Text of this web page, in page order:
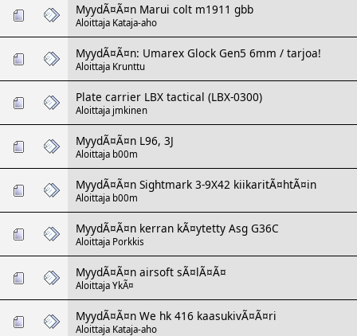
MyydÃ¤Ã¤n Marui colt m1911 gbb
Aloittaja Kataja-aho
MyydÃ¤Ã¤n: Umarex Glock Gen5 6mm / tarjoa!
Aloittaja Krunttu
Plate carrier LBX tactical (LBX-0300)
Aloittaja jmkinen
MyydÃ¤Ã¤n L96, 3J
Aloittaja b00m
MyydÃ¤Ã¤n Sightmark 3-9X42 kiikaritÃ¤htÃ¤in
Aloittaja b00m
MyydÃ¤Ã¤n kerran kÃ¤ytetty Asg G36C
Aloittaja Porkkis
MyydÃ¤Ã¤n airsoft sÃ¤lÃ¤Ã¤
Aloittaja YkÃ¤
MyydÃ¤Ã¤n We hk 416 kaasukivÃ¤Ã¤ri
Aloittaja Kataja-aho